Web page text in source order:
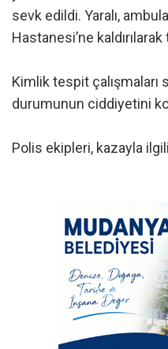
sevk edildi. Yaralı,
Hastanesi’ne kaldırılarak
Kimlik tespit çalışmaları
durumunun ciddiyetini
Polis ekipleri, kazayla